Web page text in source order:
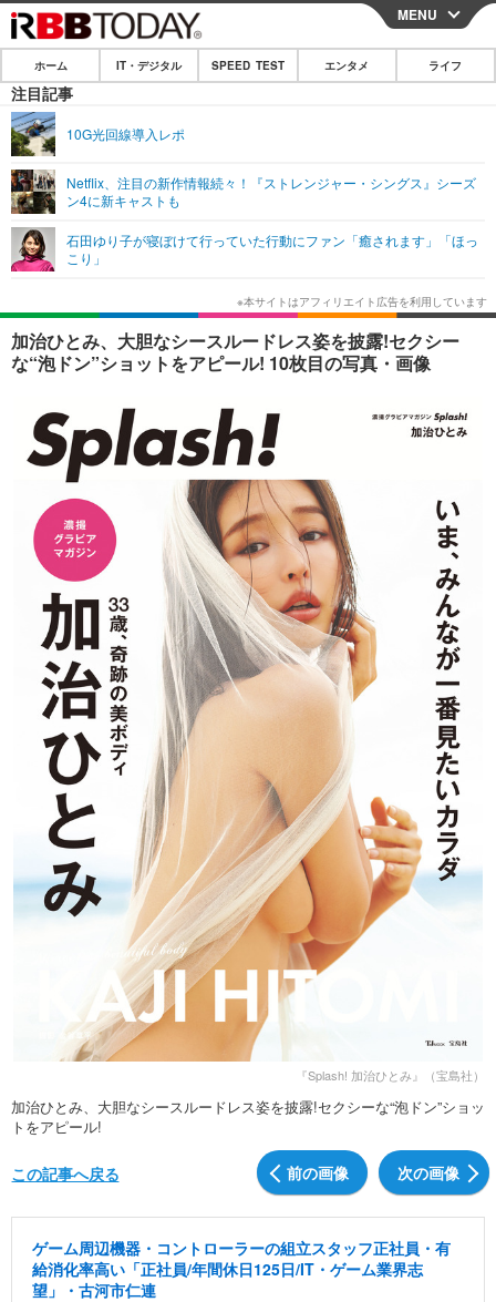
CLOSE
ホーム
IT・デジタル
ネタ
ショッピング その他
SPEED TEST
エンタメ
エンタメTOP
韓国・芸能
音楽 スポーツ
ショッピング
ライフ
ライフTOP グルメ
ペット ショッピング
リリース一覧
プッシュ通知の停止方法
MENU
ホーム IT・デジタル SPEED TEST エンタメ ライフ
注目記事
10G光回線導入レポ
Netflix、注目の新作情報続々！『ストレンジャー・シングス』シーズ
ン4に新キャストも
石田ゆり子が寝ぼけて行っていた行動にファン「癒されます」「ほっ
こり」
加治ひとみ、大胆なシースルードレス姿を披露!セクシー
な“泡ドン”ショットをアピール! 10枚目の写真・画像
『Splash! 加治ひとみ』（宝島社）
加治ひとみ、大胆なシースルードレス姿を披露!セクシーな“泡ドン”ショッ
トをアピール!
前の画像 次の画像
この記事へ戻る
ゲーム周辺機器・コントローラーの組立スタッフ正社員・有
給消化率高い「正社員/年間休日125日/IT・ゲーム業界志
望」・古河市仁連